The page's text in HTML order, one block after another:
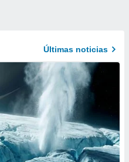
Últimas noticias